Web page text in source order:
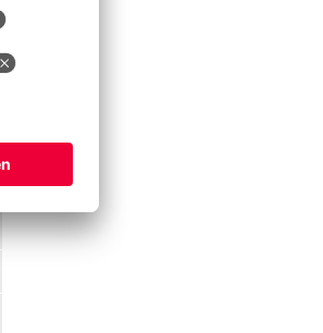
Bh.-S.